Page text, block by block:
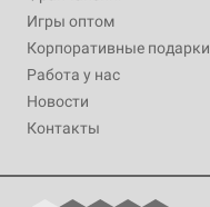
Игры оптом
Корпоративные подарки
Работа у нас
Новости
Контакты